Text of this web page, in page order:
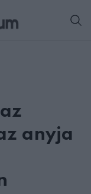
anyja